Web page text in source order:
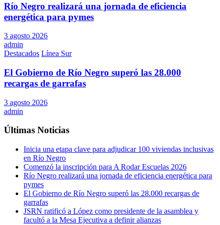
Río Negro realizará una jornada de eficiencia
energética para pymes
3 agosto 2026
admin
Destacados Línea Sur
El Gobierno de Río Negro superó las 28.000
recargas de garrafas
3 agosto 2026
admin
Últimas Noticias
Inicia una etapa clave para adjudicar 100 viviendas inclusivas
en Río Negro
Comenzó la inscripción para A Rodar Escuelas 2026
Río Negro realizará una jornada de eficiencia energética para
pymes
El Gobierno de Río Negro superó las 28.000 recargas de
garrafas
JSRN ratificó a López como presidente de la asamblea y
facultó a la Mesa Ejecutiva a definir alianzas